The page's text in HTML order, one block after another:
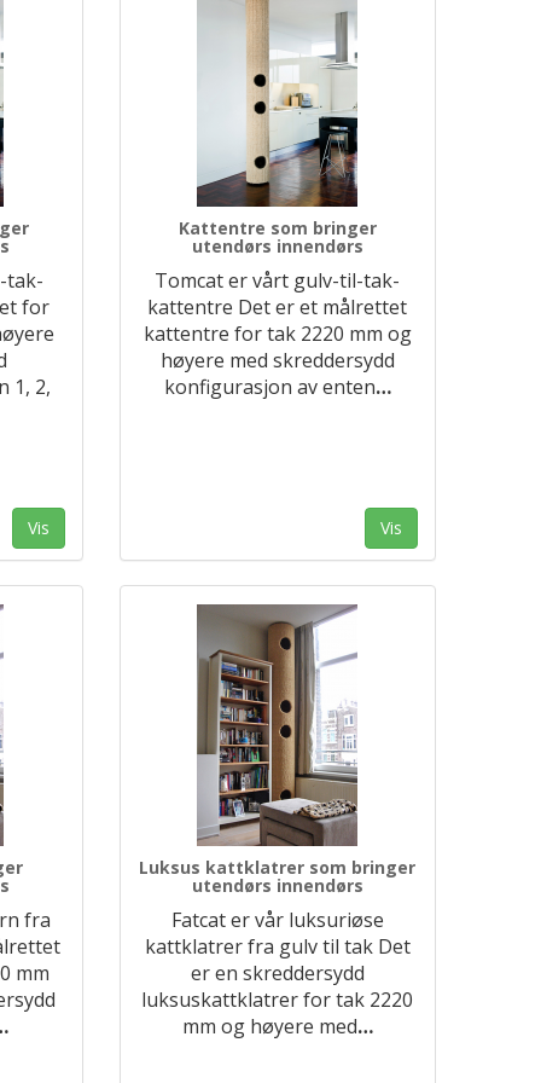
tak-
for
1, 2,
Vis
Kattentre som bringer
utendørs innendørs
Tomcat er vårt gulv-til-tak-
kattentre Det er et målrettet
kattentre for tak 2220 mm og
høyere med skreddersydd
konfigurasjon av enten…
Vis
fra
mm
Luksus kattklatrer som bringer
utendørs innendørs
Fatcat er vår luksuriøse
kattklatrer fra gulv til tak Det
er en skreddersydd
luksuskattklatrer for tak 2220
mm og høyere med…